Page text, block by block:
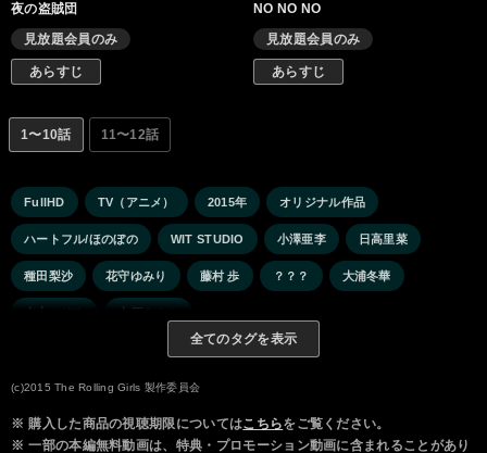
夜の盗賊団
見放題会員のみ
あらすじ
NO NO NO
見放題会員のみ
あらすじ
1〜10話 11〜12話
FullHD TV（アニメ） 2015年 オリジナル作品
ハートフル/ほのぼの WIT STUDIO 小澤亜李 日高里菜
種田梨沙 花守ゆみり 藤村 歩 ？？？ 大浦冬華
古木のぞみ 大原さやか
全てのタグを表示
(c)2015 The Rolling Girls 製作委員会
※ 購入した商品の視聴期限についてはこちらをご覧ください。
※ 一部の本編無料動画は、特典・プロモーション動画に含まれることがあり